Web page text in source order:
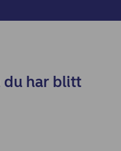
du har blitt